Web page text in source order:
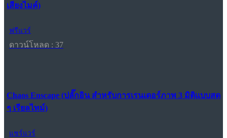
เสียงไมค์)
ฟรีแวร์
ดาวน์โหลด : 37
Chaos Enscape (ปลั๊กอิน สำหรับการเรนเดอร์ภาพ 3 มิติแบบสด
ๆ เรียลไทม์)
แชร์แวร์